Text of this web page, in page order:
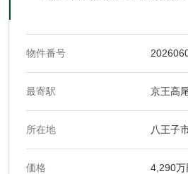
物件番号
最寄駅 京王高
所在地 八王子
価格 4,290万